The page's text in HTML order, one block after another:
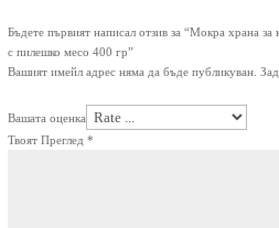
Бъдете първият написал отзив за “Мокра храна
с пилешко месо 400 гр”
Вашият имейл адрес няма да бъде публикуван.
Вашата оценка
Твоят Преглед *